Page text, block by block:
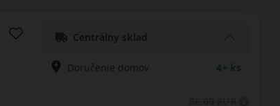
Centrálny sklad
Doručenie domov 4+ ks